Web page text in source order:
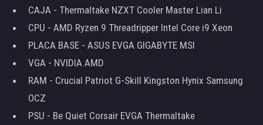
CAJA - Thermaltake NZXT Cooler Master Lian Li
CPU - AMD Ryzen 9 Threadripper Intel Core i9 Xeon
PLACA BASE - ASUS EVGA GIGABYTE MSI
VGA - NVIDIA AMD
RAM - Crucial Patriot G-Skill Kingston Hynix Samsung
OCZ
PSU - Be Quiet Corsair EVGA Thermaltake